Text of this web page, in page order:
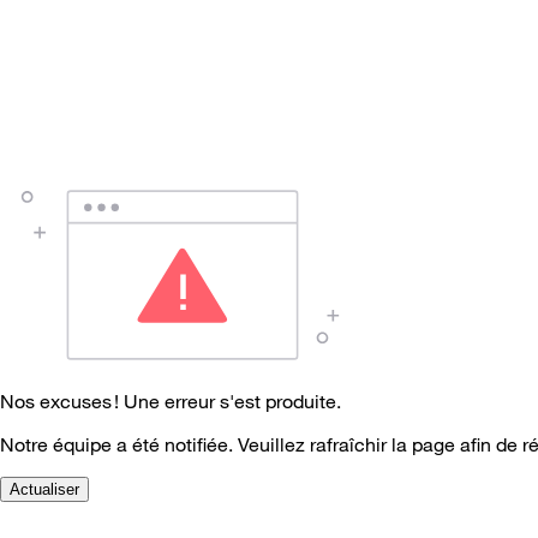
Nos excuses ! Une erreur s'est produite.
Notre équipe a été notifiée. Veuillez rafraîchir la page afin de
Actualiser